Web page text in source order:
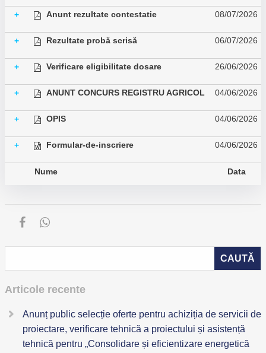
+ Anunt rezultate contestatie 08/07/2026
+ Rezultate probă scrisă 06/07/2026
+ Verificare eligibilitate dosare 26/06/2026
+ ANUNT CONCURS REGISTRU AGRICOL 04/06/2026
+ OPIS 04/06/2026
+ Formular-de-inscriere 04/06/2026
Nume Data
Articole recente
Anunț public selecție oferte pentru achiziția de servicii de
proiectare, verificare tehnică a proiectului și asistență
tehnică pentru „Consolidare și eficientizare energetică